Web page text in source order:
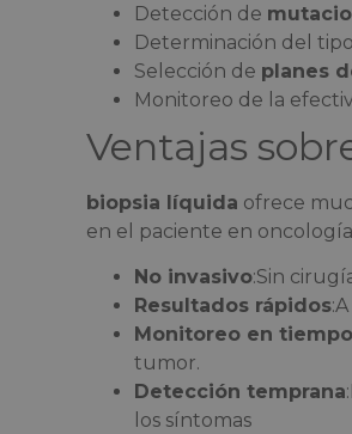
Detección de
Determinación del
Selección de planes
Monitoreo de la
Ventajas
biopsia líquida ofrece
en el paciente en
No invasivo:Sin
Resultados rápidos
Monitoreo en
tumor.
Detección temprana
los síntomas